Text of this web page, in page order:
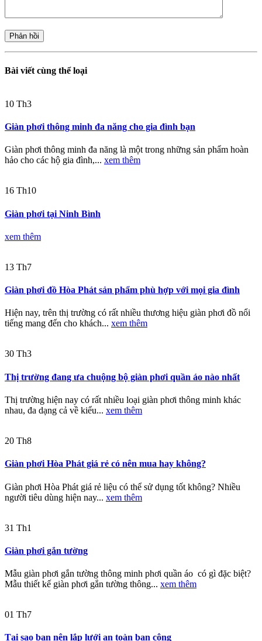
Bài viết cùng thể loại
10 Th3
Giàn phơi thông minh đa năng cho gia đình bạn
Giàn phơi thông minh đa năng là một trong những sản phẩm hoàn
hảo cho các hộ gia đình,... xem thêm
16 Th10
Giàn phơi tại Ninh Bình
xem thêm
13 Th7
Giàn phơi đồ Hòa Phát sản phẩm phù hợp với mọi gia đình
Hiện nay, trên thị trường có rất nhiều thương hiệu giàn phơi đồ nổi
tiếng mang đến cho khách... xem thêm
30 Th3
Thị trường đang ưa chuộng bộ giàn phơi quần áo nào nhất
Thị trường hiện nay có rất nhiều loại giàn phơi thông minh khác
nhau, đa dạng cả về kiểu... xem thêm
20 Th8
Giàn phơi Hòa Phát giá rẻ có nên mua hay không?
Giàn phơi Hòa Phát giá rẻ liệu có thể sử dụng tốt không? Nhiều
người tiêu dùng hiện nay... xem thêm
31 Th1
Giàn phơi gắn tường
Mẫu giàn phơi gắn tường thông minh phơi quần áo có gì đặc biệt?
Mẫu thiết kế giàn phơi gắn tường thông... xem thêm
01 Th7
Tại sao bạn nên lắp lưới an toàn ban công